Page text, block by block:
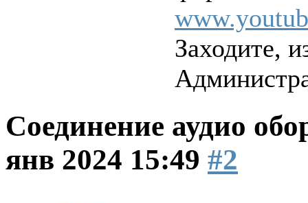
Заходите,
Соединение аудио
янв 2024 15:49 #2